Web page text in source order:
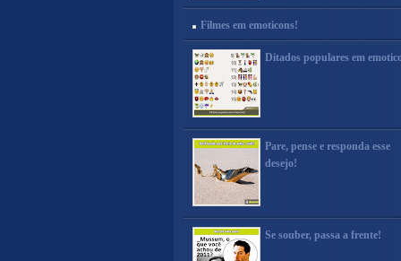
Filmes em emoticons!
Ditados populares em
Pare, pense e responda esse
desejo!
Se souber, passa a frente!